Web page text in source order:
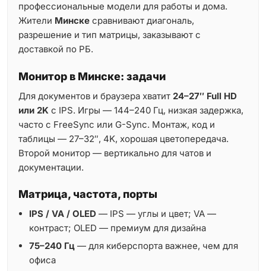
профессиональные модели для работы и дома.
Жители Минске сравнивают диагональ,
разрешение и тип матрицы, заказывают с
доставкой по РБ.
Монитор в Минске: задачи
Для документов и браузера хватит 24–27″ Full HD
или 2K с IPS. Игры — 144–240 Гц, низкая задержка,
часто с FreeSync или G-Sync. Монтаж, код и
таблицы — 27–32″, 4K, хорошая цветопередача.
Второй монитор — вертикально для чатов и
документации.
Матрица, частота, порты
IPS / VA / OLED — IPS — углы и цвет; VA —
контраст; OLED — премиум для дизайна
75–240 Гц — для киберспорта важнее, чем для
офиса